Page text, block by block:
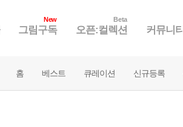
New
그림구독
Beta
오픈:컬렉션 커뮤니티
홈 베스트 큐레이션 신규등록